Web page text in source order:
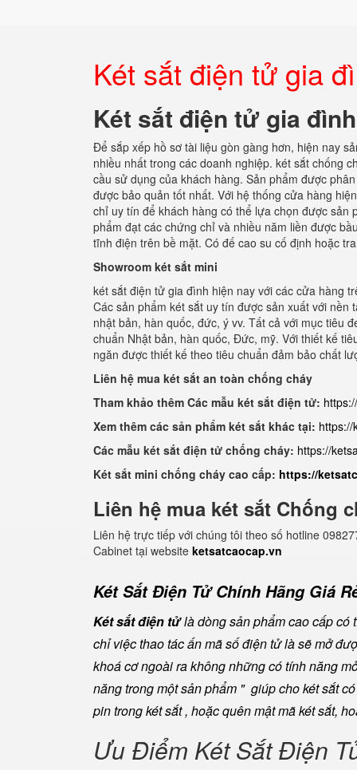
Két sắt điện tử gia
Két sắt điện tử gia
Để sắp xếp hồ sơ tài liệu gòn gàng hơn, hiện nay
nhiều nhất trong các doanh nghiệp. két sắt chống
cầu sử dụng của khách hàng. Sản phẩm được
được bảo quản tốt nhất. Với hệ thống cửa hàng
chỉ uy tín để khách hàng có thể lựa chọn được sản
phẩm đạt các chứng chỉ và nhiều năm liền được
tĩnh điện trên bề mặt. Có đế cao su cố định hoặc
Showroom két sắt mini
két sắt điện tử gia đình hiện nay với các cửa hàng
Các sản phẩm két sắt uy tín được sản xuất với
nhật bản, hàn quốc, đức, ý vv. Tất cả với mục tiêu
chuẩn Nhật bản, hàn quốc, Đức, mỹ. Với thiết kế
ngăn được thiết kế theo tiêu chuẩn đảm bảo chất
Liên hệ mua két sắt an toàn chống cháy
Tham khảo thêm Các mẫu két sắt điện tử:
Xem thêm các sản phẩm két sắt khác tại: https://
Các mẫu két sắt điện tử chống cháy: https://
Két sắt mini chống cháy cao cấp: https://
Liên hệ mua két sắt Chống
Liên hệ trực tiếp với chúng tôi theo số hotline
Cabinet tại website ketsatcaocap.vn
Két Sắt Điện Tử Chính Hãng Giá
Két sắt điện tửlà dòng sản phẩm cao cấp có
chỉ việc thao tác ấn mã số điện tử là sẽ mở
khoá cơ ngoài ra không những có tính năng
năng trong một sản phẩm " giúp cho két sắt
pin trong két sắt , hoặc quên mật mã két sắt,
Ưu Điểm Két Sắt Điện